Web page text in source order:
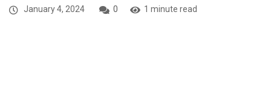
January 4, 2024 0 1 minute read